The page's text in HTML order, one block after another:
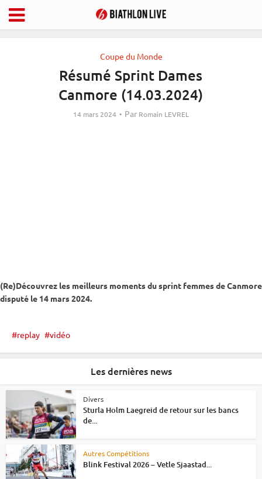
Coupe du Monde
Résumé Sprint Dames
Canmore (14.03.2024)
14 mars 2024 Par Romain LEVREL
(Re)Découvrez les meilleurs moments dusprint femmes de Canmore
disputé le 14 mars 2024.
replay vidéo
Les dernières news
Divers
Sturla Holm Laegreid de retour sur les bancs
de...
Autres Compétitions
Blink Festival 2026 – Vetle Sjaastad...